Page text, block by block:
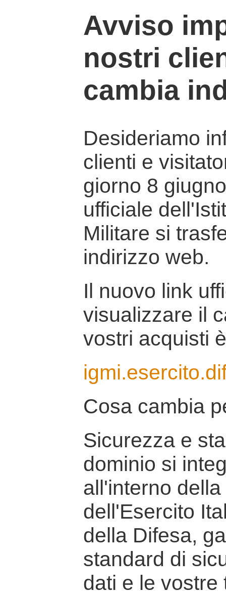
Avviso
nostri
cambia
Desideriamo
clienti e
giorno 8
ufficiale
Militare si
indirizzo web.
Il nuovo link
visualizzare il
vostri acquisti
Cosa cambia
Sicurezza e
dominio si
all'interno
dell'Esercito
della Difesa,
standard di
dati e le vostre